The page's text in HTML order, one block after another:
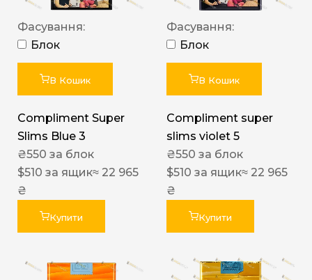
Фасування:
Блок
В Кошик
Compliment Super
Slims Blue 3
₴550 за блок
$510 за ящик≈ 22 965
₴
Купити
Фасування:
Блок
В Кошик
Compliment super
slims violet 5
₴550 за блок
$510 за ящик≈ 22 965
₴
Купити